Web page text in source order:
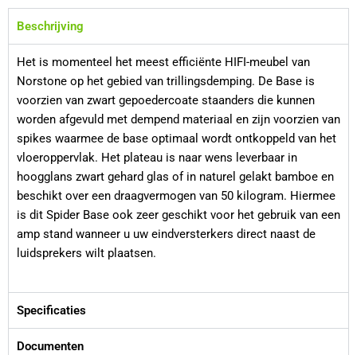
Beschrijving
Het is momenteel het meest efficiënte HIFI-meubel van
Norstone op het gebied van trillingsdemping. De Base is
voorzien van zwart gepoedercoate staanders die kunnen
worden afgevuld met dempend materiaal en zijn voorzien van
spikes waarmee de base optimaal wordt ontkoppeld van het
vloeroppervlak. Het plateau is naar wens leverbaar in
hoogglans zwart gehard glas of in naturel gelakt bamboe en
beschikt over een draagvermogen van 50 kilogram. Hiermee
is dit Spider Base ook zeer geschikt voor het gebruik van een
amp stand wanneer u uw eindversterkers direct naast de
luidsprekers wilt plaatsen.
Specificaties
Documenten